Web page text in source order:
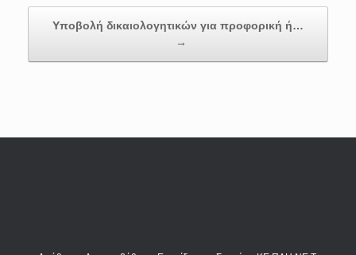
Υποβολή δικαιολογητικών για προφορική ή…
→